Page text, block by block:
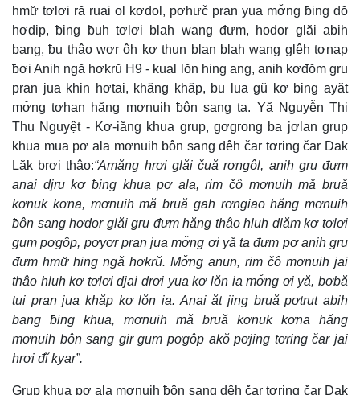
hmư̆ tơlơi ră ruai ol kơdol, pơhưč pran yua mơ̆ng ƀing dŏ
hơdip, ƀing ƀuh tơlơi blah wang đưm, hodor glăi abih
bang, ƀu thâo wơr ôh kơ thun blan blah wang glêh tơnap
ƀơi Anih ngă hơkrŭ H9 - kual lŏn hing ang, anih kơđŏm gru
pran jua khin hơtai, khăng khăp, ƀu lua gŭ kơ ƀing ayăt
mơ̆ng tơhan hăng mơnuih ƀôn sang ta. Yă Nguyễn Thị
Thu Nguyệt - Kơ-iăng khua grup, gơgrong ba jơlan grup
khua mua pơ ala mơnuih ƀôn sang dêh čar tơring čar Dak
Lăk brơi thâo:“Amăng hrơi glăi čuă rơngôl, anih gru đưm
anai djru kơ ƀing khua pơ ala, rim čô mơnuih mă bruă
kơnuk kơna, mơnuih mă bruă gah rơngiao hăng mơnuih
ƀôn sang hơdor glăi gru đưm hăng thâo hluh dlăm kơ tơlơi
gum pơgôp, pơyơr pran jua mơ̆ng ơi yă ta đưm pơ anih gru
đưm hmư̆ hing ngă hơkrŭ. Mơ̆ng anun, rim čô mơnuih jai
thâo hluh kơ tơlơi djai drơi yua kơ lŏn ia mơ̆ng ơi yă, bơbă
tui pran jua khăp kơ lŏn ia. Anai ăt jing bruă pơtrut abih
bang ƀing khua, mơnuih mă bruă kơnuk kơna hăng
mơnuih ƀôn sang gir gum pơgôp akŏ pơjing tơring čar jai
hrơi đĭ kyar”.
Grup khua pơ ala mơnuih ƀôn sang dêh čar tơring čar Dak